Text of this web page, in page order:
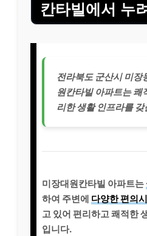
칸타빌에서 누
전라북도 군산시 미장
원칸타빌 아파트는 쾌
리한 생활 인프라를 갖
미장대원칸타빌 아파트는
하여 주변에 다양한 편의
고 있어 편리하고 쾌적한
입니다.